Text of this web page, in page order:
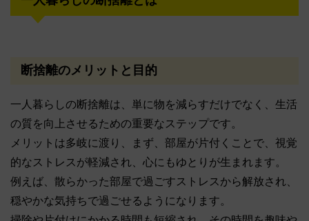
断捨離のメリットと目的
一人暮らしの断捨離は、単に物を減らすだけでなく、生活
の質を向上させるための重要なステップです。
メリットは多岐に渡り、まず、部屋が片付くことで、視覚
的なストレスが軽減され、心にもゆとりが生まれます。
例えば、散らかった部屋で過ごすストレスから解放され、
穏やかな気持ちで過ごせるようになります。